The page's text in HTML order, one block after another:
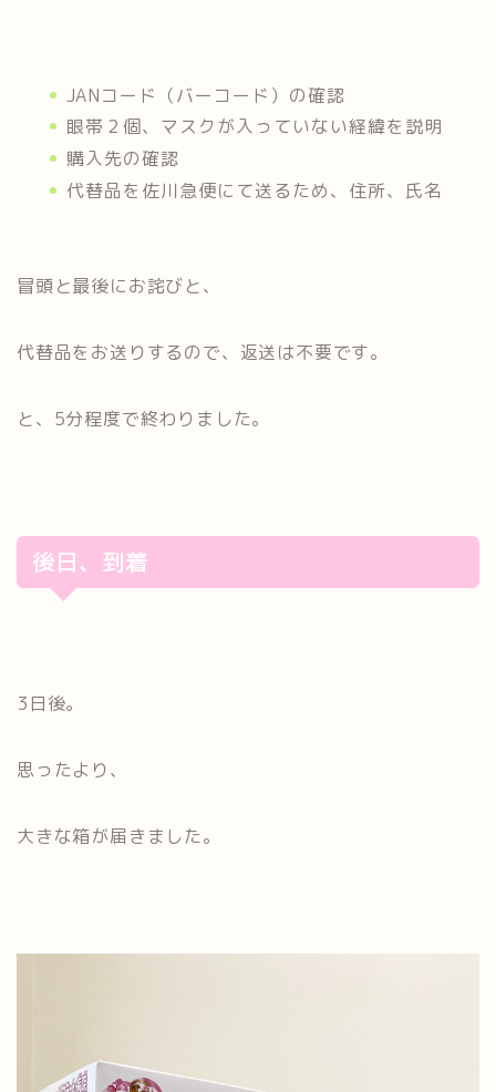
JANコード（バーコード）の確認
眼帯２個、マスクが入っていない経緯を説明
購入先の確認
代替品を佐川急便にて送るため、住所、氏名
冒頭と最後にお詫びと、
代替品をお送りするので、返送は不要です。
と、5分程度で終わりました。
後日、到着
3日後。
思ったより、
大きな箱が届きました。